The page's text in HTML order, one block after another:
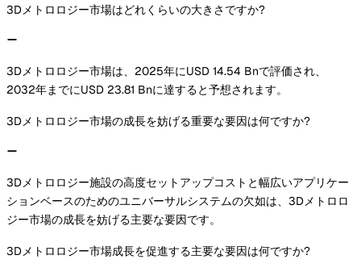
3Dメトロロジー市場はどれくらいの大きさですか?
3Dメトロロジー市場は、2025年にUSD 14.54 Bnで評価され、
2032年までにUSD 23.81 Bnに達すると予想されます。
3Dメトロロジー市場の成長を妨げる重要な要因は何ですか?
3Dメトロロジー施設の高度セットアップコストと幅広いアプリケー
ションベースのためのユニバーサルシステムの欠如は、3Dメトロロ
ジー市場の成長を妨げる主要な要因です。
3Dメトロロジー市場成長を促進する主要な要因は何ですか?